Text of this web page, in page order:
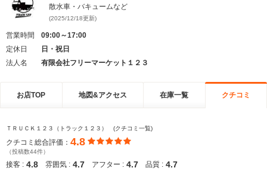
散水車・バキュームなど
(2025/12/18更新)
営業時間
09:00～17:00
定休日
日・祝日
法人名
有限会社フリーマーケット１２３
お店TOP 地図&アクセス 在庫一覧 クチコミ
ＴＲＵＣＫ１２３（トラック１２３） (クチコミ一覧)
クチコミ総合評価： 4.8
（投稿数44件）
接客 : 4.8 雰囲気 : 4.7 アフター : 4.7 品質 : 4.7